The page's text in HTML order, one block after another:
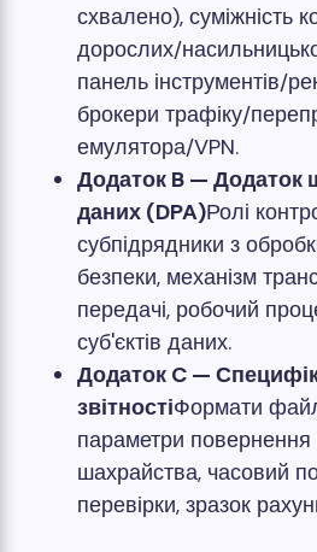
схвалено), суміжність
дорослих/
панель інструментів/
брокери трафіку/
емулятора/VPN.
Додаток B — Додаток
даних (DPA)Ролі
субпідрядники з
безпеки, механізм
передачі, робочий
суб'єктів даних.
Додаток C —
звітностіФормати
параметри повернення
шахрайства, часовий
перевірки, зразок